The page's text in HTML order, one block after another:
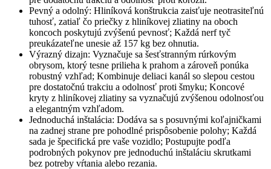
Pevný a odolný: Hliníková konštrukcia zaisťuje neotrasiteľnú
tuhosť, zatiaľ čo priečky z hliníkovej zliatiny na oboch
koncoch poskytujú zvýšenú pevnosť; Každá nerf tyč
preukázateľne unesie až 157 kg bez ohnutia.
Výrazný dizajn: Vyznačuje sa šesťstranným rúrkovým
obrysom, ktorý tesne prilieha k prahom a zároveň ponúka
robustný vzhľad; Kombinuje deliaci kanál so slepou cestou
pre dostatočnú trakciu a odolnosť proti šmyku; Koncové
kryty z hliníkovej zliatiny sa vyznačujú zvýšenou odolnosťou
a elegantným vzhľadom.
Jednoduchá inštalácia: Dodáva sa s posuvnými koľajničkami
na zadnej strane pre pohodlné prispôsobenie polohy; Každá
sada je špecifická pre vaše vozidlo; Postupujte podľa
podrobných pokynov pre jednoduchú inštaláciu skrutkami
bez potreby vŕtania alebo rezania.